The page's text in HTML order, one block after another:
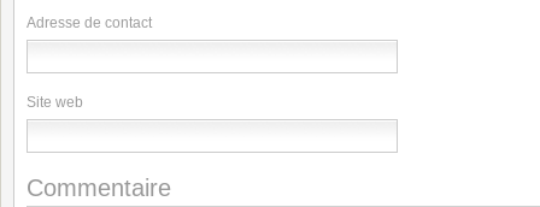
Adresse de contact
Site web
Commentaire